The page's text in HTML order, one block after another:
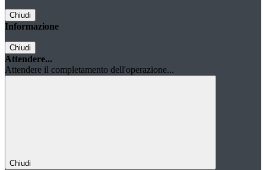
Chiudi
Informazione
Chiudi
Attendere...
Attendere il completamento dell'operazione...
Chiudi